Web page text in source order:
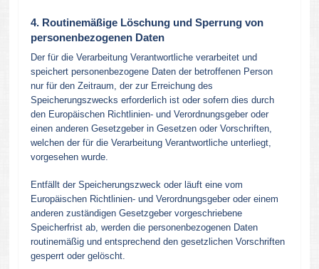
4. Routinemäßige Löschung und Sperrung von
personenbezogenen Daten
Der für die Verarbeitung Verantwortliche verarbeitet und
speichert personenbezogene Daten der betroffenen Person
nur für den Zeitraum, der zur Erreichung des
Speicherungszwecks erforderlich ist oder sofern dies durch
den Europäischen Richtlinien- und Verordnungsgeber oder
einen anderen Gesetzgeber in Gesetzen oder Vorschriften,
welchen der für die Verarbeitung Verantwortliche unterliegt,
vorgesehen wurde.
Entfällt der Speicherungszweck oder läuft eine vom
Europäischen Richtlinien- und Verordnungsgeber oder einem
anderen zuständigen Gesetzgeber vorgeschriebene
Speicherfrist ab, werden die personenbezogenen Daten
routinemäßig und entsprechend den gesetzlichen Vorschriften
gesperrt oder gelöscht.